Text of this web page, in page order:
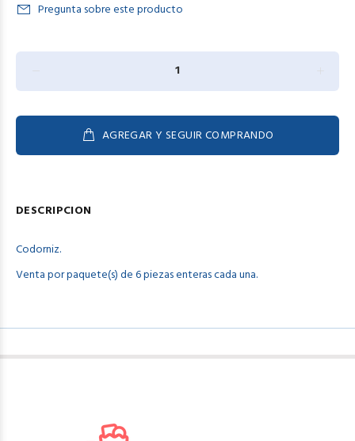
Pregunta sobre este producto
AGREGAR Y SEGUIR COMPRANDO
DESCRIPCION
Codorniz.
Venta por paquete(s) de 6 piezas enteras cada una.